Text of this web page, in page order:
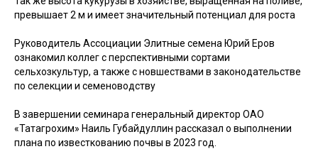
превышает 2 м и имеет значительный потенциал для роста
Руководитель Ассоциации Элитные семена Юрий Еров
ознакомил коллег с перспективными сортами
сельхозкультур, а также с новшествами в законодательстве
по селекции и семеноводству
В завершении семинара генеральный директор ОАО
«Татагрохим» Наиль Губайдуллин рассказал о выполнении
плана по известкованию почвы в 2023 год.